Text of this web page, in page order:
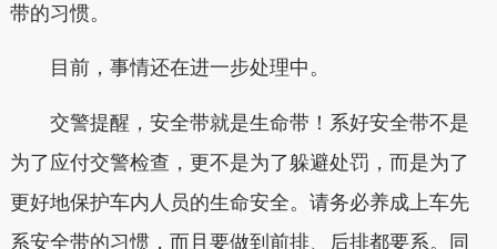
带的习惯。
目前，事情还在进一步处理中。
交警提醒，安全带就是生命带！系好安全带不是
为了应付交警检查，更不是为了躲避处罚，而是为了
更好地保护车内人员的生命安全。请务必养成上车先
系安全带的习惯，而且要做到前排、后排都要系。同